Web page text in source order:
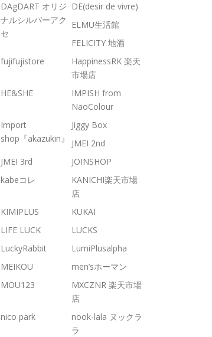
DAgDART オリジ
ナルシルバーアク
セ
DE(desir de vivre)
ELMU生活館
FELICITY 地酒
fujifujistore
HappinessRK 楽天
市場店
HE&SHE
IMPISH from
NaoColour
Import
shop『akazukin』
Jiggy Box
JMEI 2nd
JMEI 3rd
JOINSHOP
kabeコレ
KANICHI楽天市場
店
KIMIPLUS
KUKAI
LIFE LUCK
LUCKS
LuckyRabbit
LumiPlusalpha
MEIKOU
men’sホーマン
MOU123
MXCZNR 楽天市場
店
nico park
nook-lala ヌックラ
ラ